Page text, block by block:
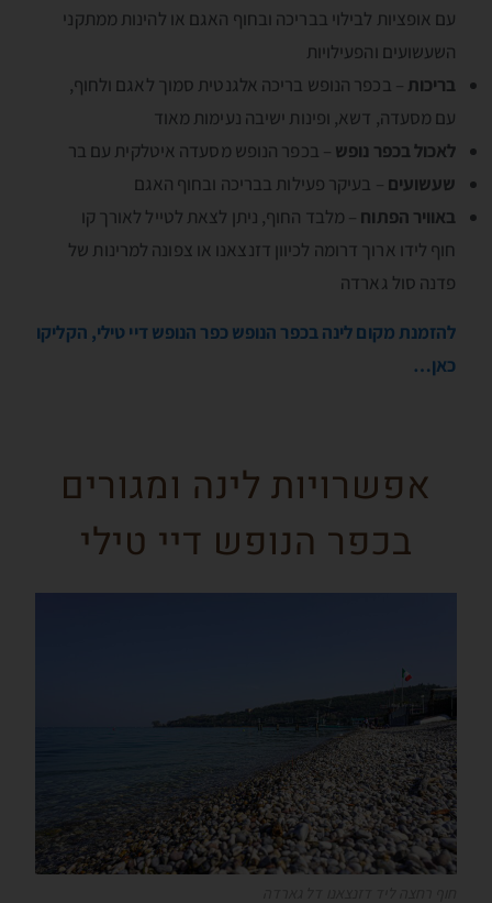
עם אופציות לבילוי בבריכה ובחוף האגם או להינות ממתקני
השעשועים והפעילויות
בריכות – בכפר הנופש בריכה אלגנטית סמוך לאגם ולחוף,
עם מסעדה, דשא, ופינות ישיבה נעימות מאוד
לאכול בכפר נופש – בכפר הנופש מסעדה איטלקית עם בר
שעשועים – בעיקר פעילות בבריכה ובחוף האגם
באוויר הפתוח – מלבד החוף, ניתן לצאת לטייל לאורך קו
חוף לידו ארוך דרומה לכיוון דזנצאנו או צפונה למרינות של
פדנה סול גארדה
להזמנת מקום לינה בכפר הנופש כפר הנופש דיי טילי, הקליקו
כאן…
אפשרויות לינה ומגורים
בכפר הנופש דיי טילי